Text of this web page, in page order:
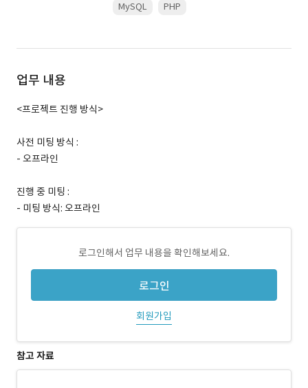
MySQL
PHP
업무 내용
<프로젝트 진행 방식>
사전 미팅 방식 :
- 오프라인
진행 중 미팅 :
- 미팅 방식: 오프라인
로그인해서 업무 내용을 확인해보세요.
로그인
회원가입
참고 자료